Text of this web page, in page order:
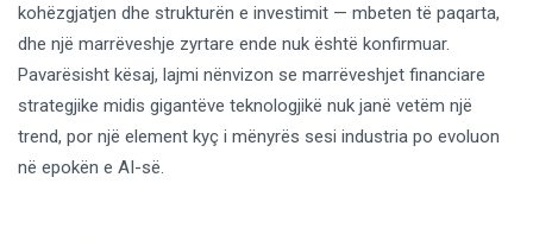
kohëzgjatjen dhe strukturën e investimit — mbeten të paqarta,
dhe një marrëveshje zyrtare ende nuk është konfirmuar.
Pavarësisht kësaj, lajmi nënvizon se marrëveshjet financiare
strategjike midis gigantëve teknologjikë nuk janë vetëm një
trend, por një element kyç i mënyrës sesi industria po evoluon
në epokën e AI-së.